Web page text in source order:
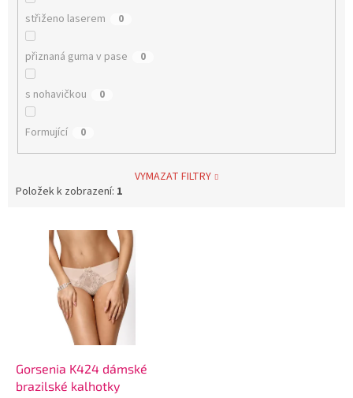
střiženo laserem 0
přiznaná guma v pase 0
s nohavičkou 0
Formující 0
VYMAZAT FILTRY
Položek k zobrazení: 1
Gorsenia K424 dámské
brazilské kalhotky